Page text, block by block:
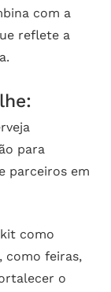
com a
reflete a
para
parceiros em
como
como feiras,
o